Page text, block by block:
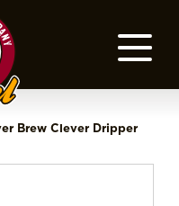
Brew Clever Dripper